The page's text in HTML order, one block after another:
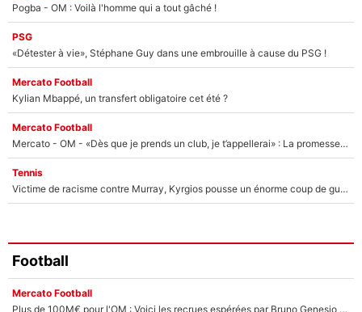
Pogba - OM : Voilà l'homme qui a tout gâché !
PSG
«Détester à vie», Stéphane Guy dans une embrouille à cause du PSG !
Mercato Football
Kylian Mbappé, un transfert obligatoire cet été ?
Mercato Football
Mercato - OM - «Dès que je prends un club, je t’appellerai» : La promesse de Marcelino au moment de claquer la porte
Tennis
Victime de racisme contre Murray, Kyrgios pousse un énorme coup de gueule !
Football
Mercato Football
Plus de 100M€ pour l'OM : Voici les recrues espérées par Bruno Genesio et Grégory Lorenzi après l’opération dégraissage